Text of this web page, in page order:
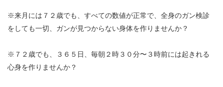
※来月には７２歳でも、すべての数値が正常で、全身のガン検診
をしても一切、ガンが見つからない身体を作りませんか？
※７２歳でも、３６５日、毎朝２時３０分〜３時前には起きれる
心身を作りませんか？